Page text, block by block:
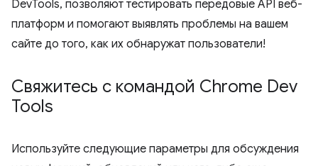
DevTools, позволяют тестировать передовые API веб-
платформ и помогают выявлять проблемы на вашем
сайте до того, как их обнаружат пользователи!
Свяжитесь с командой Chrome Dev
Tools
Используйте следующие параметры для обсуждения